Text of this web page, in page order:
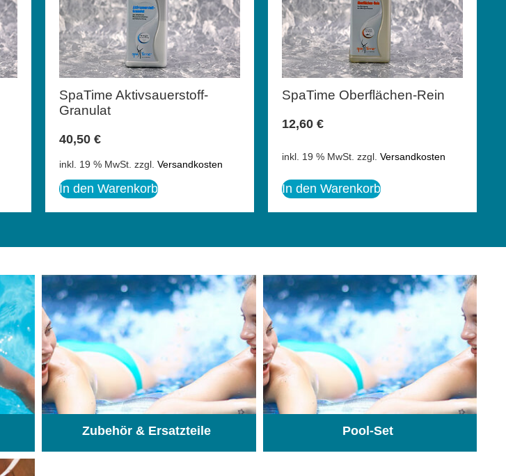
SpaTime Aktivsauerstoff-
Granulat
40,50 €
inkl. 19 % MwSt. zzgl. Versandkosten
In den Warenkorb
SpaTime Oberflächen-Rein
12,60 €
inkl. 19 % MwSt. zzgl. Versandkosten
In den Warenkorb
Zubehör & Ersatzteile Pool-Set